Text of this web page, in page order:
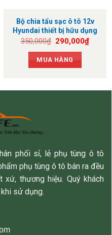
Bộ chia tẩu sạc ô tô 12v
Hyundai thiết bị hữu dụng
cho xế yêu
350,000₫ Giá
là:
350,000₫.
290,000₫Giá
MUA HÀNG
phối sỉ, lẻ phụ tùng ô tô
phụ tùng ô tô bán ra đều
thương hiệu. Quý khách
sử dụng.